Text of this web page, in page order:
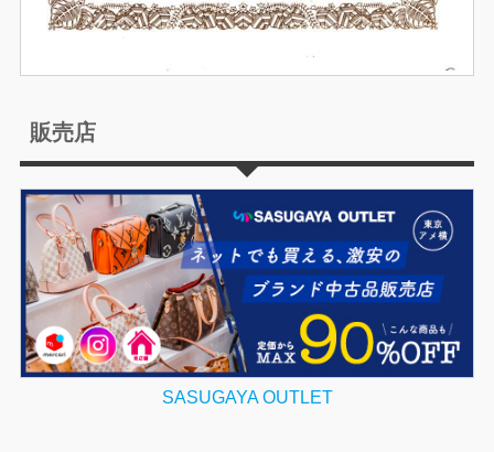
販売店
SASUGAYA OUTLET